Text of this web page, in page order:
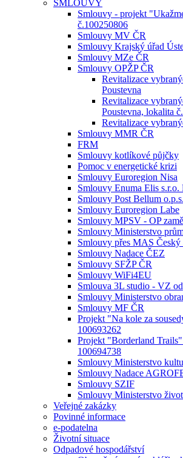
SMLOUVY
Smlouvy - projekt
č.100250806
Smlouvy MV ČR
Smlouvy Krajský úřad
Smlouvy MZe ČR
Smlouvy OPŽP ČR
Revitalizace
Poustevna
Revitalizace
Poustevna, lokalita
Revitalizace
Smlouvy MMR ČR
FRM
Smlouvy kotlíkové půjčky
Pomoc v energetické krizi
Smlouvy Euroregion Nisa
Smlouvy Enuma Elis s.r.o.
Smlouvy Post Bellum o.p.s.
Smlouvy Euroregion Labe
Smlouvy MPSV - OP
Smlouvy Ministerstvo
Smlouvy přes MAS Český
Smlouvy Nadace ČEZ
Smlouvy SFŽP ČR
Smlouvy WiFi4EU
Smlouva 3L studio - VZ
Smlouvy Ministerstvo
Smlouvy MF ČR
Projekt "Na kole za
100693262
Projekt "Borderland
100694738
Smlouvy Ministerstvo
Smlouvy Nadace
Smlouvy SZIF
Smlouvy Ministerstvo
Veřejné zakázky
Povinné informace
e-podatelna
Životní situace
Odpadové hospodářství